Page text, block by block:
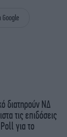
Google
διατηρούν ΝΔ
τις επιδόσεις
για το